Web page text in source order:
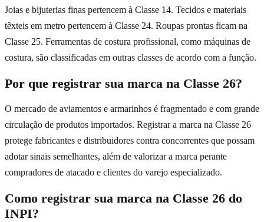
Joias e bijuterias finas pertencem à Classe 14. Tecidos e materiais
têxteis em metro pertencem à Classe 24. Roupas prontas ficam na
Classe 25. Ferramentas de costura profissional, como máquinas de
costura, são classificadas em outras classes de acordo com a função.
Por que registrar sua marca na Classe 26?
O mercado de aviamentos e armarinhos é fragmentado e com grande
circulação de produtos importados. Registrar a marca na Classe 26
protege fabricantes e distribuidores contra concorrentes que possam
adotar sinais semelhantes, além de valorizar a marca perante
compradores de atacado e clientes do varejo especializado.
Como registrar sua marca na Classe 26 do
INPI?